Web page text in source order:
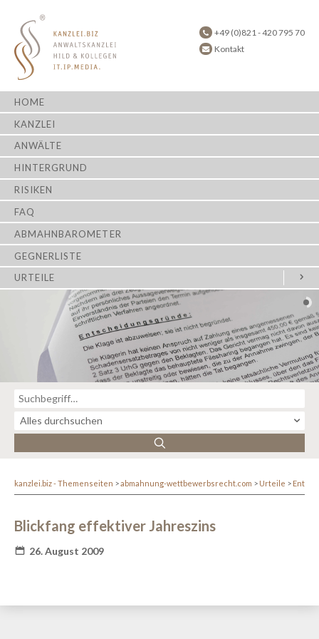
+49 (0)821 - 420 795 70
Kontakt
HOME
KANZLEI
ANWÄLTE
HINTERGRUND
RISIKEN
FAQ
ABMAHNBAROMETER
GEGNERLISTE
URTEILE
kanzlei.biz - Themenseiten abmahnung-wettbewerbsrecht.com Urteile
Blickfang effektiver Jahreszins
26. August 2009